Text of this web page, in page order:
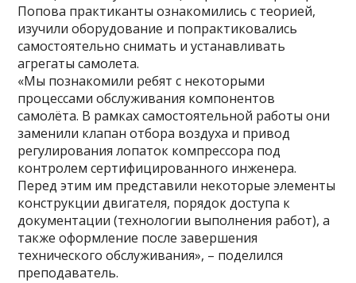
Попова практиканты ознакомились с теорией,
изучили оборудование и попрактиковались
самостоятельно снимать и устанавливать
агрегаты самолета.
«Мы познакомили ребят с некоторыми
процессами обслуживания компонентов
самолёта. В рамках самостоятельной работы они
заменили клапан отбора воздуха и привод
регулирования лопаток компрессора под
контролем сертифицированного инженера.
Перед этим им представили некоторые элементы
конструкции двигателя, порядок доступа к
документации (технологии выполнения работ), а
также оформление после завершения
технического обслуживания», – поделился
преподаватель.